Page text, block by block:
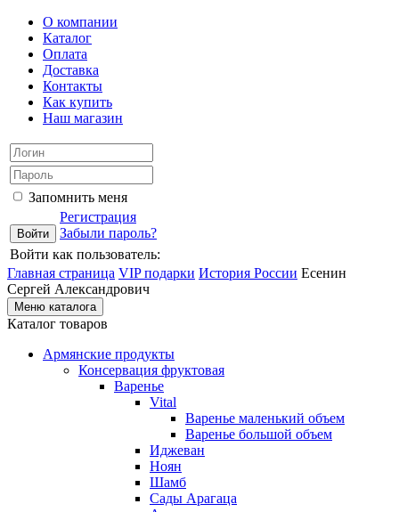
О компании
Каталог
Оплата
Доставка
Контакты
Как купить
Наш магазин
Запомнить меня
Регистрация
Забыли пароль?
Войти как пользователь:
Главная страница VIP подарки История России Есенин
Сергей Александрович
Меню каталога
Каталог товаров
Армянские продукты
Консервация фруктовая
Варенье
Vital
Варенье маленький объем
Варенье большой объем
Иджеван
Ноян
Шамб
Сады Арагаца